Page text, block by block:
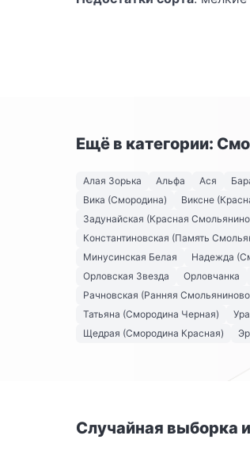
Ещё в категории:
Алая Зорька Альфа Ася
Вика (Смородина)
Виксне
Задунайская (Красная
Константиновская (Память
Минусинская Белая
Надежда
Орловская Звезда
Орловчанка
Рачновская (Ранняя
Татьяна (Смородина Черная)
Щедрая (Смородина Красная)
Случайная выборка